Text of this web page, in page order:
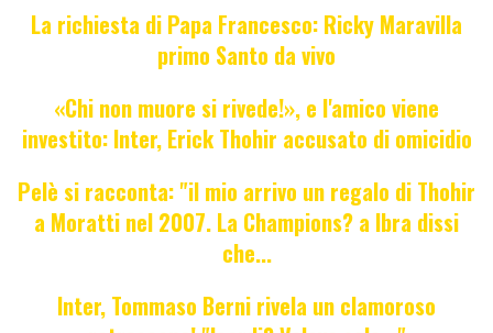
La richiesta di Papa Francesco: Ricky Maravilla
primo Santo da vivo
«Chi non muore si rivede!», e l'amico viene
investito: Inter, Erick Thohir accusato di omicidio
Pelè si racconta: "il mio arrivo un regalo di Thohir
a Moratti nel 2007. La Champions? a Ibra dissi
che...
Inter, Tommaso Berni rivela un clamoroso